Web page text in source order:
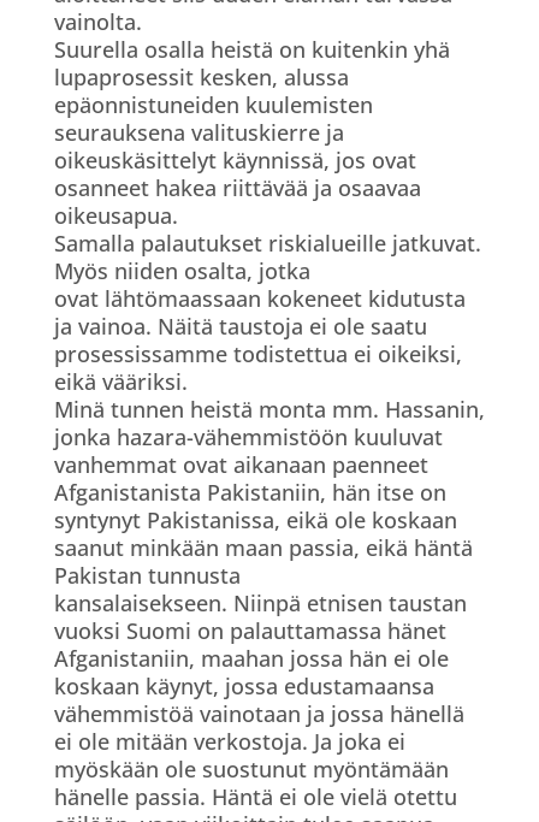
vainolta.
Suurella osalla heistä on kuitenkin yhä
lupaprosessit kesken, alussa
epäonnistuneiden kuulemisten
seurauksena valituskierre ja
oikeuskäsittelyt käynnissä, jos ovat
osanneet hakea riittävää ja osaavaa
oikeusapua.
Samalla palautukset riskialueille jatkuvat.
Myös niiden osalta, jotka
ovat lähtömaassaan kokeneet kidutusta
ja vainoa. Näitä taustoja ei ole saatu
prosessissamme todistettua ei oikeiksi,
eikä vääriksi.
Minä tunnen heistä monta mm. Hassanin,
jonka hazara-vähemmistöön kuuluvat
vanhemmat ovat aikanaan paenneet
Afganistanista Pakistaniin, hän itse on
syntynyt Pakistanissa, eikä ole koskaan
saanut minkään maan passia, eikä häntä
Pakistan tunnusta
kansalaisekseen. Niinpä etnisen taustan
vuoksi Suomi on palauttamassa hänet
Afganistaniin, maahan jossa hän ei ole
koskaan käynyt, jossa edustamaansa
vähemmistöä vainotaan ja jossa hänellä
ei ole mitään verkostoja. Ja joka ei
myöskään ole suostunut myöntämään
hänelle passia. Häntä ei ole vielä otettu